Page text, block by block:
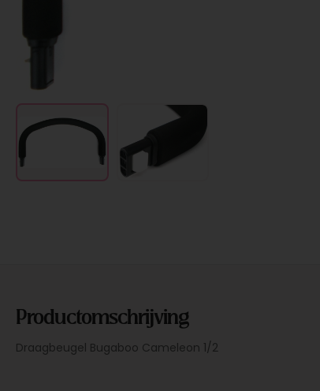
Productomschrijving
Draagbeugel Bugaboo Cameleon 1/2